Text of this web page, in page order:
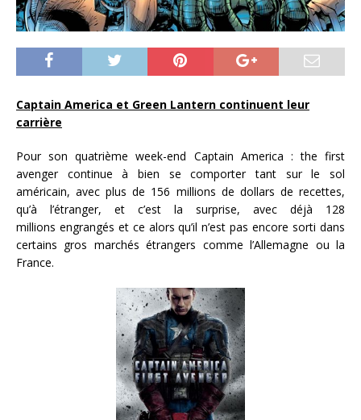
Captain America et Green Lantern continuent leur
carrière
Pour son quatrième week-end Captain America : the first
avenger continue à bien se comporter tant sur le sol
américain, avec plus de 156 millions de dollars de recettes,
qu’à l’étranger, et c’est la surprise, avec déjà 128
millions engrangés et ce alors qu’il n’est pas encore sorti dans
certains gros marchés étrangers comme l’Allemagne ou la
France.